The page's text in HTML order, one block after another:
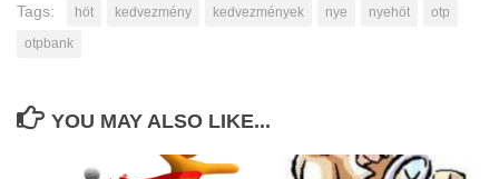
Tags: höt kedvezmény kedvezmények nye nyehöt
otp
otpbank
YOU MAY ALSO LIKE...